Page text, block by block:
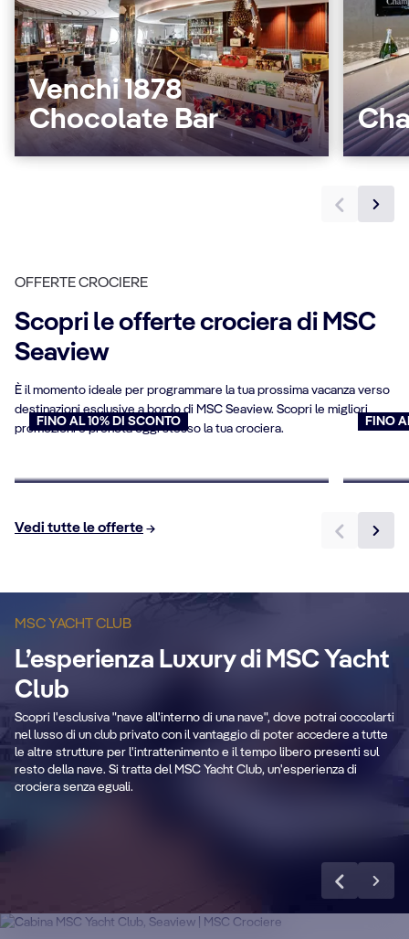
Venchi 1878
Chocolate Bar
OFFERTE CROCIERE
Scopri le offerte crociera di MSC
Seaview
È il momento ideale per programmare la tua prossima vacanza verso
destinazioni esclusive a bordo di MSC Seaview. Scopri le migliori
promozioni e prenota oggi stesso la tua crociera.
FINO AL 10% DI SCONTO FINO
Vedi tutte le offerte
MSC YACHT CLUB
L’esperienza Luxury di MSC Yacht
Club
Scopri l'esclusiva "nave all'interno di una nave", dove potrai coccolarti
nel lusso di un club privato con il vantaggio di poter accedere a tutte
le altre strutture per l'intrattenimento e il tempo libero presenti sul
resto della nave. Si tratta del MSC Yacht Club, un'esperienza di
crociera senza eguali.
Maggiordomo e
Concierge 24/7
Dall’imbarco prioritario ai servizi
personalizzati.
Goditi una crociera di lusso